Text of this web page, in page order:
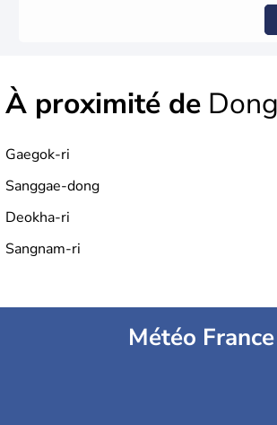
À proximité de
Gaegok-ri
Sanggae-dong
Deokha-ri
Sangnam-ri
Météo France